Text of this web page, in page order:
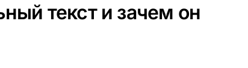
текст и зачем он